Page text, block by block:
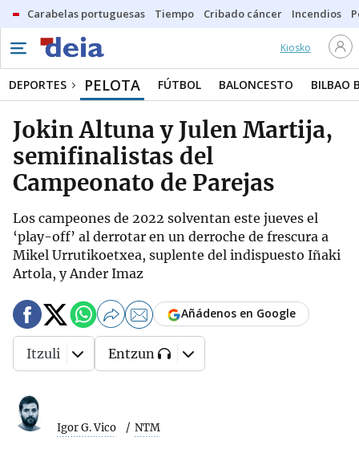
Carabelas portuguesas Tiempo Cribado cáncer Incendios
Kiosko
DEPORTES PELOTA FÚTBOL BALONCESTO BILBAO
Jokin Altuna y Julen Martija,
semifinalistas del
Campeonato de Parejas
Los campeones de 2022 solventan este jueves el
‘play-off’ al derrotar en un derroche de frescura a
Mikel Urrutikoetxea, suplente del indispuesto Iñaki
Artola, y Ander Imaz
Igor G. Vico NTM
Añádenos en Google
Itzuli Entzun